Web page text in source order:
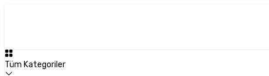
Tüm Kategoriler